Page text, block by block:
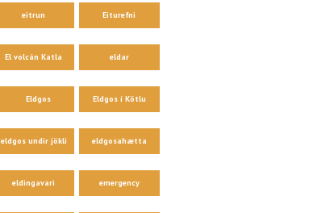
eitrun Eiturefni
El volcán Katla eldar
Eldgos Eldgos í Kötlu
eldgos undir jökli eldgosahætta
eldingavari emergency